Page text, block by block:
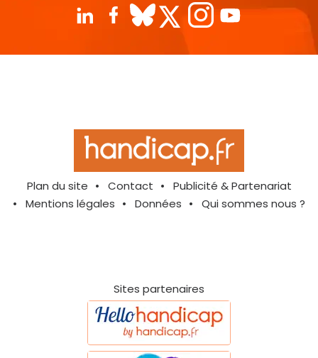
Plan du site Contact
Publicité & Partenariat
Mentions légales
Données Qui sommes nous ?
Sites partenaires